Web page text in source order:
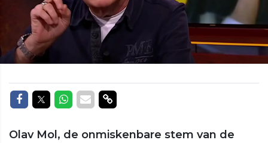
Delen op Facebook
Delen op Twitter
Delen op Whatsapp
Delen via Mail
Delen via link
Olav Mol, de onmiskenbare stem van de